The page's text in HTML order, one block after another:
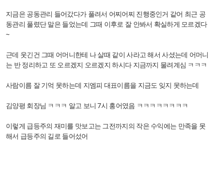
지금은 공동관리 들어갔다가 풀려서 어찌어찌 진행중인거 같어 최근 공
동관리 풀렸단 말은 들었는데 그때 이후로 잘 안봐서 확실하게 모르겠다
~
근데 웃긴건 그때 어머니한테 나 살때 같이 사라고 해서 사셨는데 어머니
는 반 정리하고 또 오르겠지 오르겠지 하시다 지금까지 물려계심 ㅋㅋㅋ
사람이름 잘 기억 못하는데 지엠피 대표이름을 지금도 잊지 못하는데
김양평 회장님 ㅋㅋㅋ 알고 보니 7시 홍어였음 ㅋㅋㅋㅋㅋㅋㅋㅋ
이렇게 급등주의 재미를 맛보고는 그전까지의 작은 수익에는 만족을 못
해서 급등주의 길로 들어섰어